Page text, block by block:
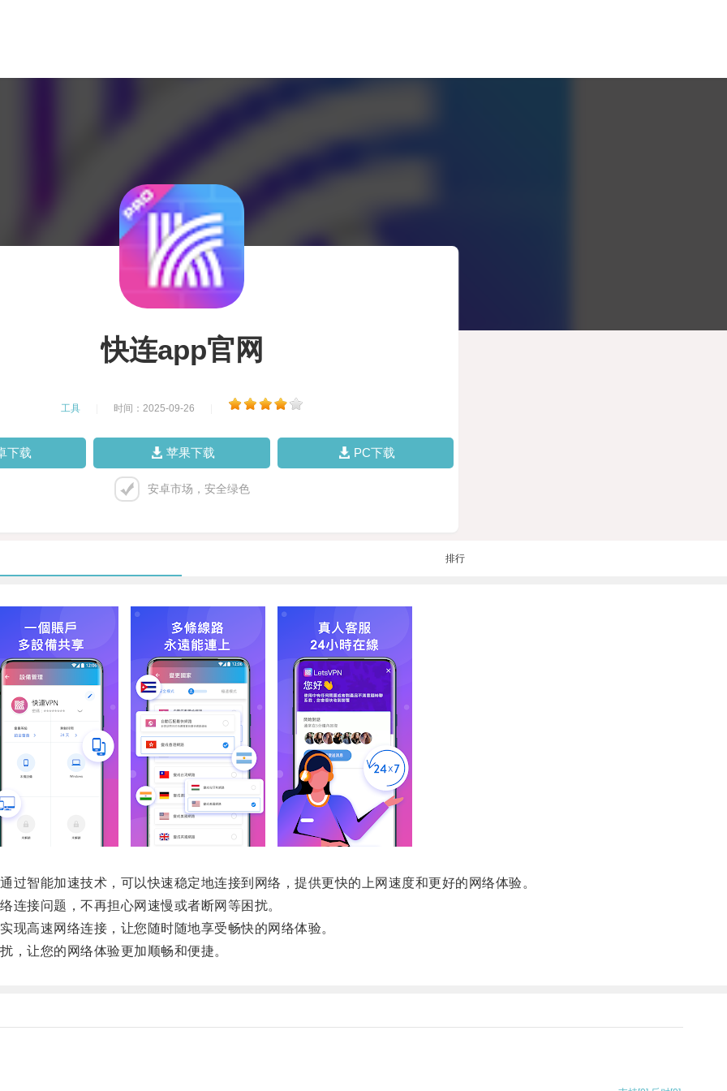
快连app官网
工具 时间：2025-09-26
下载 苹果下载 PC下载
安卓市场，安全绿色
排行
能加速技术，可以快速稳定地连接到网络，提供更快的上网速度和更好的网络体验。
接问题，不再担心网速慢或者断网等困扰。
高速网络连接，让您随时随地享受畅快的网络体验。
让您的网络体验更加顺畅和便捷。